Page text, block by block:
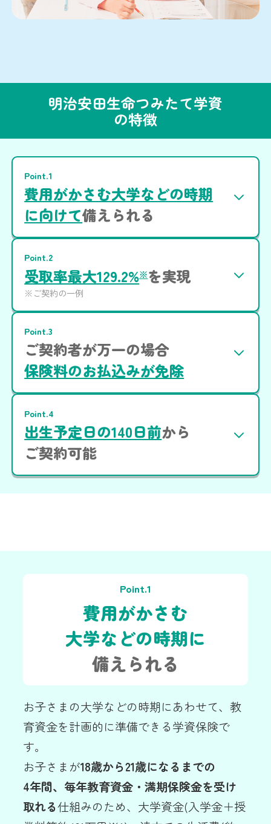
明治安田生命つみたて学資
の特徴
Point.1
費用がかさむ大学などの時期
に向けて備えられる
Point.2
受取率最大129.2%※を実現
※ご契約の一例
Point.3
ご契約者が万一の場合
保険料のお払込みが免除
Point.4
出生予定日の140日前から
ご契約可能
Point.1
費用がかさむ
大学などの時期に
備えられる
お子さまの大学などの時期にあわせて、教
育資金を計画的に準備できる学資保険で
す。
お子さまが18歳から21歳になるまでの
4年間、毎年教育資金・満期保険金を受け
取れる仕組みのため、大学資金(入学金＋授